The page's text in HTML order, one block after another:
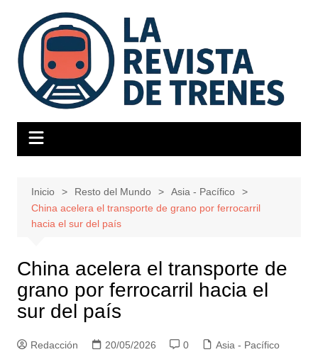
contenido
Inicio Resto del Mundo
Asia - Pacífico
China acelera el transporte de grano por ferrocarril
hacia el sur del país
China acelera el transporte de
grano por ferrocarril hacia el
sur del país
Redacción 20/05/2026 0 Asia - Pacífico